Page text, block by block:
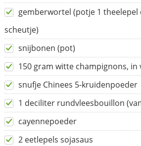
gemberwortel (potje 1 theelepel
scheutje)
snijbonen (pot)
150 gram witte champignons, in
snufje Chinees 5-kruidenpoeder
1 deciliter rundvleesbouillon
cayennepoeder
2 eetlepels sojasaus